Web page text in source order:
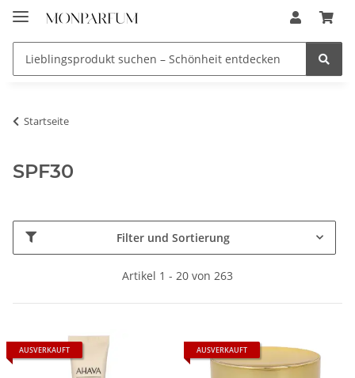
Startseite
SPF30
Filter und Sortierung
Artikel 1 - 20 von 263
AUSVERKAUFT AUSVERKAUFT